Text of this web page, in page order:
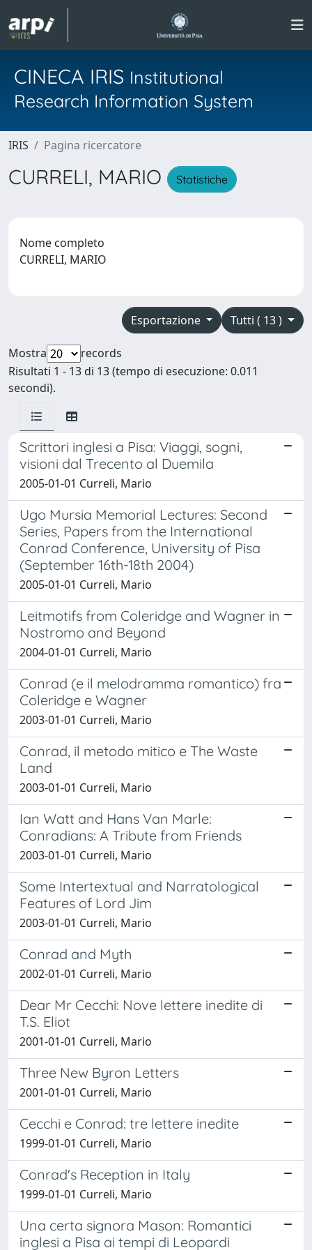
CINECA IRIS Institutional
Research Information System
IRIS Pagina ricercatore
CURRELI, MARIO Statistiche
Nome completo
CURRELI, MARIO
Tutti ( 13 )
Esportazione
Mostra
records
Risultati 1 - 13 di 13 (tempo di esecuzione: 0.011
secondi).
Scrittori inglesi a Pisa: Viaggi, sogni,
visioni dal Trecento al Duemila
2005-01-01 Curreli, Mario
Ugo Mursia Memorial Lectures: Second
Series, Papers from the International
Conrad Conference, University of Pisa
(September 16th-18th 2004)
2005-01-01 Curreli, Mario
Leitmotifs from Coleridge and Wagner in
Nostromo and Beyond
2004-01-01 Curreli, Mario
Conrad (e il melodramma romantico) fra
Coleridge e Wagner
2003-01-01 Curreli, Mario
Conrad, il metodo mitico e The Waste
Land
2003-01-01 Curreli, Mario
Ian Watt and Hans Van Marle:
Conradians: A Tribute from Friends
2003-01-01 Curreli, Mario
Some Intertextual and Narratological
Features of Lord Jim
2003-01-01 Curreli, Mario
Conrad and Myth
2002-01-01 Curreli, Mario
Dear Mr Cecchi: Nove lettere inedite di
T.S. Eliot
2001-01-01 Curreli, Mario
Three New Byron Letters
2001-01-01 Curreli, Mario
Cecchi e Conrad: tre lettere inedite
1999-01-01 Curreli, Mario
Conrad's Reception in Italy
1999-01-01 Curreli, Mario
Una certa signora Mason: Romantici
inglesi a Pisa ai tempi di Leopardi